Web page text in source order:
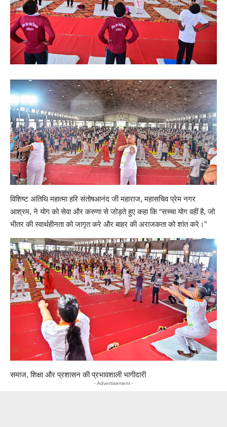
विशिष्ट अतिथि महात्मा हरि संतोषआनंद जी महाराज, महासचिव प्रेम नगर
आश्रम, ने योग को सेवा और करुणा से जोड़ते हुए कहा कि “सच्चा योग वहीं है, जो
भीतर की स्वार्थहीनता को जागृत करे और बाहर की अराजकता को शांत करे।”
समाज, शिक्षा और प्रशासन की प्रभावशाली भागीदारी
- Advertisement -